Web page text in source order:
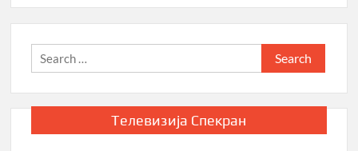
Search
for:
Телевизија Спекран